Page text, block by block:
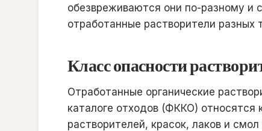
обезвреживаются они по-разному и
отработанные растворители разных
Класс опасности
Отработанные органические
каталоге отходов (ФККО) относятся
растворителей, красок, лаков и